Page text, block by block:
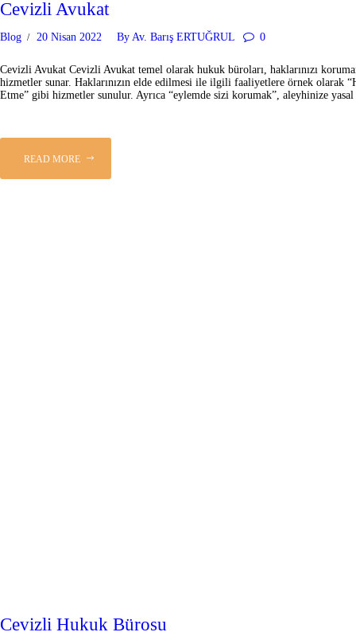
Cevizli Avukat
Blog 20 Nisan 2022 By Av. Barış ERTUĞRUL 0
Cevizli Avukat Cevizli Avukat temel olarak hukuk büroları, haklarınızı
hizmetler sunar. Haklarınızın elde edilmesi ile ilgili faaliyetlere örnek olarak
Etme” gibi hizmetler sunulur. Ayrıca “eylemde sizi korumak”, aleyhinize
READ MORE
Cevizli Hukuk Bürosu